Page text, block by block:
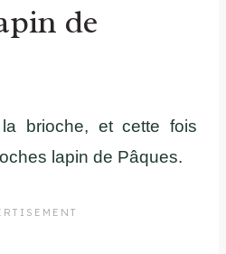
de
brioche, et cette fois
lapin de Pâques.